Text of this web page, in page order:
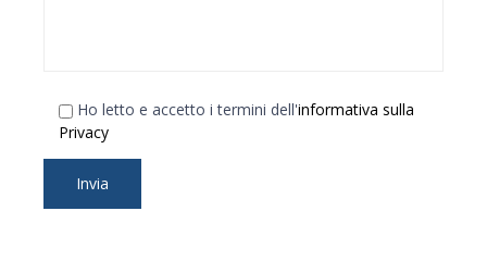
Ho letto e accetto i termini dell'informativa sulla
Privacy